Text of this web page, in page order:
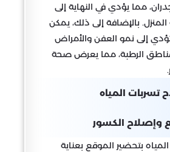
مما يؤدي في النهاية إلى
بالإضافة إلى ذلك، يمكن
تؤدي إلى نمو العفن والأمراض
الرطبة، مما يعرض صحة
المياه
وإصلاح الكسور
بتحضير الموقع بعناية